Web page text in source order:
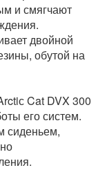
и смягчают
двойной
обутой на
Cat DVX 300
его систем.
сиденьем,